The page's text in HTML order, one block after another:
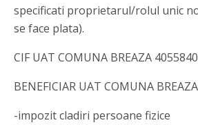
specificati proprietarul/rolul unic
se face plata).
CIF UAT COMUNA BREAZA 4055840
BENEFICIAR UAT COMUNA BREAZA
-impozit cladiri persoane fizice